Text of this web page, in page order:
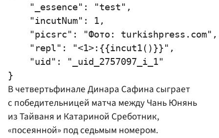
    "_essence": "test",
    "incutNum": 1,
    "picsrc": "Фото: turkishpress.com",
    "repl": "<1>:{{incut1()}}",
    "uid": "_uid_2757097_i_1"
В четвертьфинале Динара Сафина сыграет
с победительницей матча между Чань Юнянь
из Тайваня и Катариной Среботник,
«посеянной» под седьмым номером.